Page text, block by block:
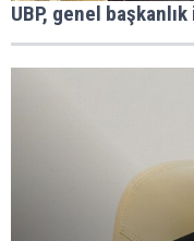
UBP, genel